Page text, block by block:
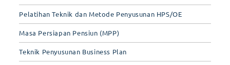
Pelatihan Teknik dan Metode Penyusunan HPS/OE
Masa Persiapan Pensiun (MPP)
Teknik Penyusunan Business Plan